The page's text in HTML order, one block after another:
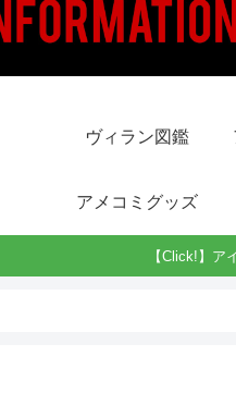
ヴィラン図鑑
アメコミグッズ
【Click!】ア